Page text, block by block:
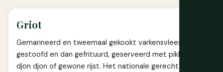
Griot
Gemarineerd en tweemaal gekookt varkensvlees, eerst
gestoofd en dan gefrituurd, geserveerd met pikliz en riz
djon djon of gewone rijst. Het nationale gerecht bij